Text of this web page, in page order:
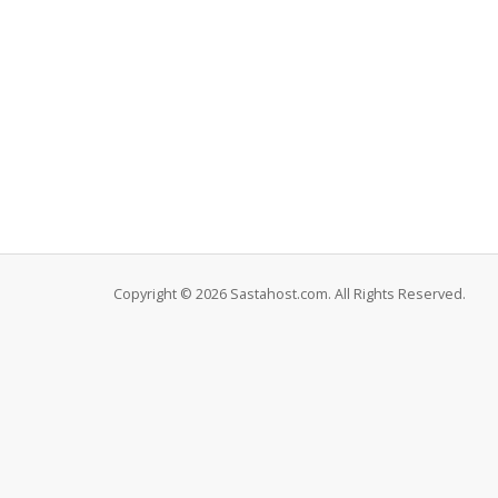
Copyright © 2026 Sastahost.com. All Rights Reserved.